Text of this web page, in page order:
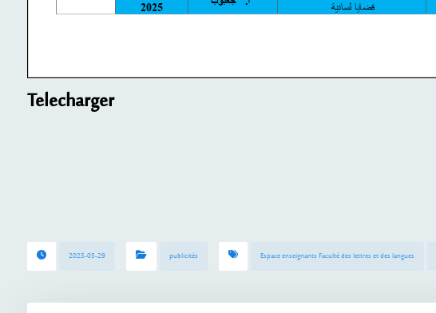
Telecharger
2025-05-29 publicités Espace enseignants Faculté des lettres et des langues